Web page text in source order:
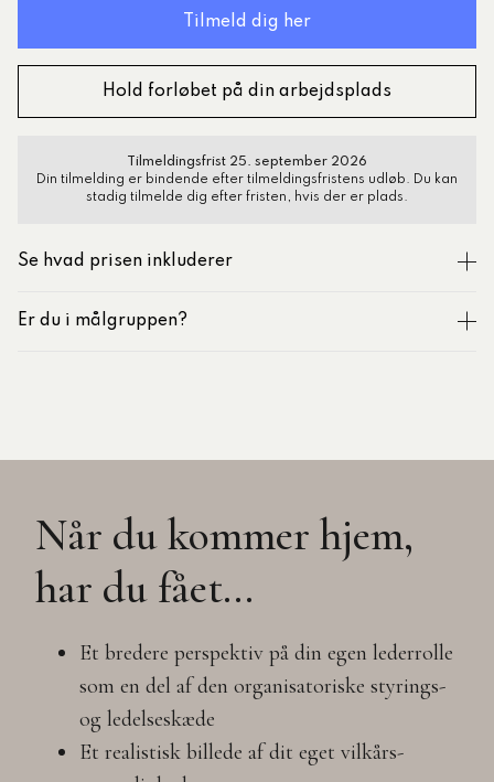
Hold forløbet på din arbejdsplads
Tilmeldingsfrist 25. september 2026
Din tilmelding er bindende efter tilmeldingsfristens udløb. Du kan
stadig tilmelde dig efter fristen, hvis der er plads.
Se hvad prisen inkluderer
Er du i målgruppen?
Når du kommer hjem,
har du fået...
Et bredere perspektiv på din egen lederrolle
som en del af den organisatoriske styrings-
og ledelseskæde ​
Et realistisk billede af dit eget vilkårs-